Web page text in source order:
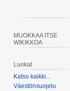
MUOKKAA ITSE
WIKIKKOA
Luokat
Katso kaikki...
Väestönsuojelu